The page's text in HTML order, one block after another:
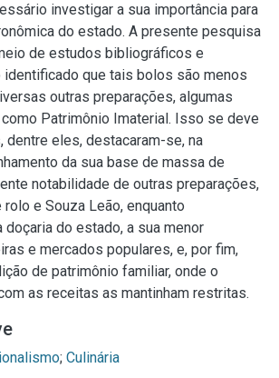
investigar a sua importância para
do estado. A presente pesquisa
de estudos bibliográficos e
que tais bolos são menos
outras preparações, algumas
Patrimônio Imaterial. Isso se deve
dentre eles, destacaram-se, na
da sua base de massa de
notabilidade de outras preparações,
e Souza Leão, enquanto
do estado, a sua menor
e mercados populares, e, por fim,
de patrimônio familiar, onde o
as receitas as mantinham restritas.
; Culinária